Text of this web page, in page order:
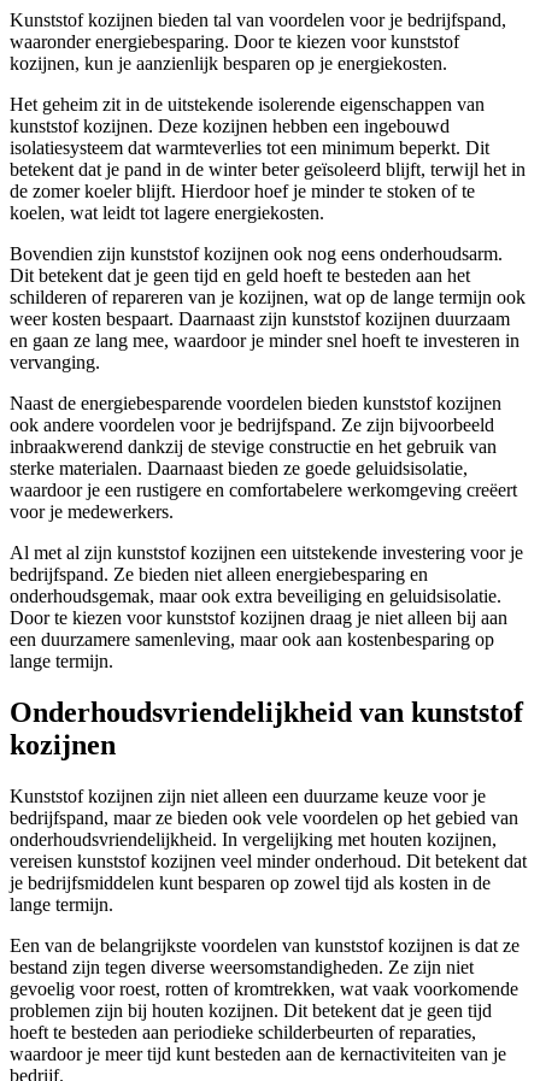
Kunststof kozijnen bieden tal van voordelen voor je bedrijfspand,
waaronder energiebesparing. Door te kiezen voor kunststof
kozijnen, kun je aanzienlijk besparen op je energiekosten.
Het geheim zit in de uitstekende isolerende eigenschappen van
kunststof kozijnen. Deze kozijnen hebben een ingebouwd
isolatiesysteem dat warmteverlies tot een minimum beperkt. Dit
betekent dat je pand in de winter beter geïsoleerd blijft, terwijl het in
de zomer koeler blijft. Hierdoor hoef je minder te stoken of te
koelen, wat leidt tot lagere energiekosten.
Bovendien zijn kunststof kozijnen ook nog eens onderhoudsarm.
Dit betekent dat je geen tijd en geld hoeft te besteden aan het
schilderen of repareren van je kozijnen, wat op de lange termijn ook
weer kosten bespaart. Daarnaast zijn kunststof kozijnen duurzaam
en gaan ze lang mee, waardoor je minder snel hoeft te investeren in
vervanging.
Naast de energiebesparende voordelen bieden kunststof kozijnen
ook andere voordelen voor je bedrijfspand. Ze zijn bijvoorbeeld
inbraakwerend dankzij de stevige constructie en het gebruik van
sterke materialen. Daarnaast bieden ze goede geluidsisolatie,
waardoor je een rustigere en comfortabelere werkomgeving creëert
voor je medewerkers.
Al met al zijn kunststof kozijnen een uitstekende investering voor je
bedrijfspand. Ze bieden niet alleen energiebesparing en
onderhoudsgemak, maar ook extra beveiliging en geluidsisolatie.
Door te kiezen voor kunststof kozijnen draag je niet alleen bij aan
een duurzamere samenleving, maar ook aan kostenbesparing op
lange termijn.
Onderhoudsvriendelijkheid van kunststof
kozijnen
Kunststof kozijnen zijn niet alleen een duurzame keuze voor je
bedrijfspand, maar ze bieden ook vele voordelen op het gebied van
onderhoudsvriendelijkheid. In vergelijking met houten kozijnen,
vereisen kunststof kozijnen veel minder onderhoud. Dit betekent dat
je bedrijfsmiddelen kunt besparen op zowel tijd als kosten in de
lange termijn.
Een van de belangrijkste voordelen van kunststof kozijnen is dat ze
bestand zijn tegen diverse weersomstandigheden. Ze zijn niet
gevoelig voor roest, rotten of kromtrekken, wat vaak voorkomende
problemen zijn bij houten kozijnen. Dit betekent dat je geen tijd
hoeft te besteden aan periodieke schilderbeurten of reparaties,
waardoor je meer tijd kunt besteden aan de kernactiviteiten van je
bedrijf.